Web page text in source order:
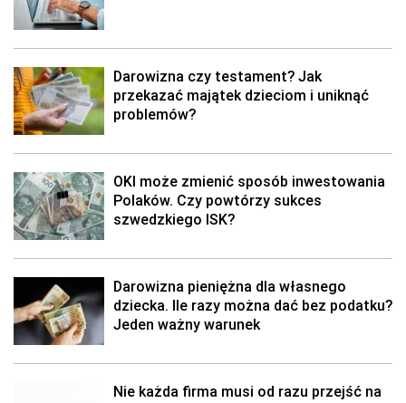
Darowizna czy testament? Jak
przekazać majątek dzieciom i uniknąć
problemów?
OKI może zmienić sposób inwestowania
Polaków. Czy powtórzy sukces
szwedzkiego ISK?
Darowizna pieniężna dla własnego
dziecka. Ile razy można dać bez podatku?
Jeden ważny warunek
Nie każda firma musi od razu przejść na